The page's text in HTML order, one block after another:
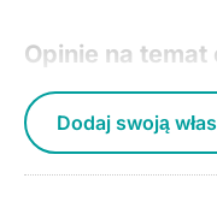
Opinie na temat
Dodaj swoją